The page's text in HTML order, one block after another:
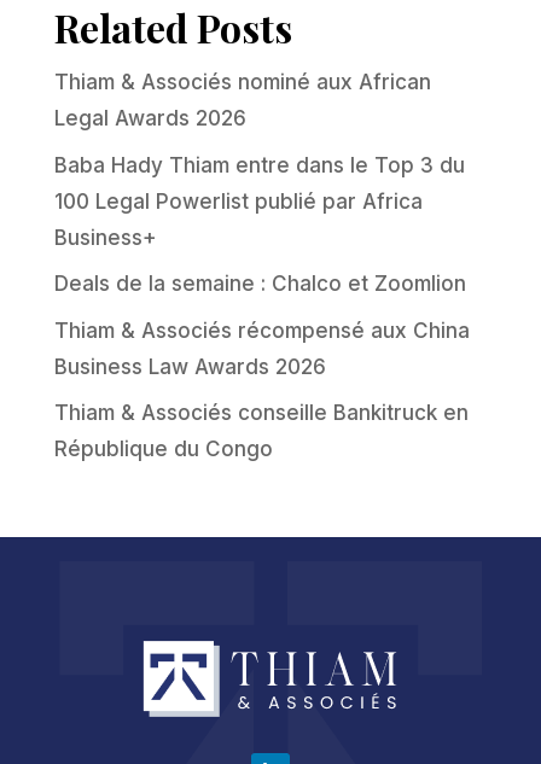
Related Posts
Thiam & Associés nominé aux African
Legal Awards 2026
Baba Hady Thiam entre dans le Top 3 du
100 Legal Powerlist publié par Africa
Business+
Deals de la semaine : Chalco et Zoomlion
Thiam & Associés récompensé aux China
Business Law Awards 2026
Thiam & Associés conseille Bankitruck en
République du Congo